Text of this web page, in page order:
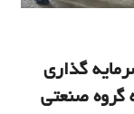
گذاری
گروه صنعتی